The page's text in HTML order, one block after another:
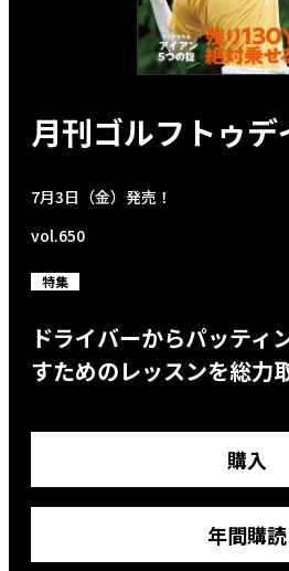
月刊ゴルフトゥデ
7月3日（金）発売！
vol.650
特集
ドライバーからパッティ
すためのレッスンを総力
購入
年間購読